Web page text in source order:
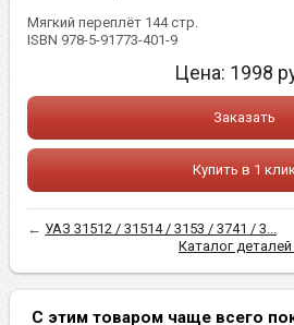
Мягкий переплёт 144 стр.
ISBN 978-5-91773-401-9
Цена: 1998
Заказать
Купить в 1
← УАЗ 31512 / 31514 / 3153 / 3741 / 3...
Каталог деталей
С этим товаром чаще всего